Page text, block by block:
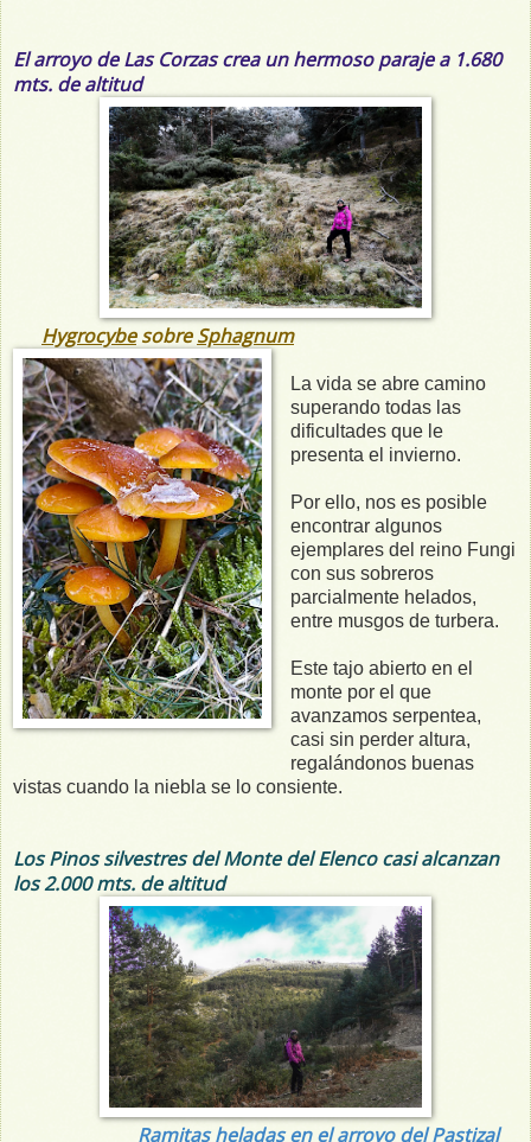
El arroyo de Las Corzas crea un hermoso paraje a 1.680
mts. de altitud
HygrocybesobreSphagnum
La vida se abre camino
superando todas las
dificultades que le
presenta el invierno.
Por ello, nos es posible
encontrar algunos
ejemplares del reino Fungi
con sus sobreros
parcialmente helados,
entre musgos de turbera.
Este tajo abierto en el
monte por el que
avanzamos serpentea,
casi sin perder altura,
regalándonos buenas
vistas cuando la niebla se lo consiente.
Los Pinos silvestres del Monte del Elenco casi alcanzan
los 2.000 mts. de altitud
Ramitas heladas en el arroyo del Pastizal